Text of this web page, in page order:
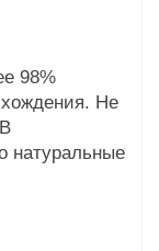
98%
Не
натуральные